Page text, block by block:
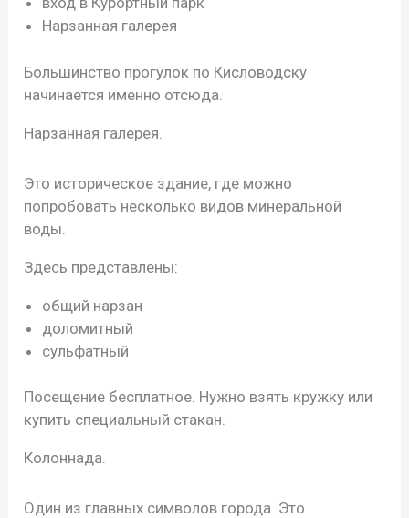
Нарзанная галерея
Большинство прогулок по Кисловодску
начинается именно отсюда.
Нарзанная галерея.
Это историческое здание, где можно
попробовать несколько видов минеральной
воды.
Здесь представлены:
общий нарзан
доломитный
сульфатный
Посещение бесплатное. Нужно взять кружку или
купить специальный стакан.
Колоннада.
Один из главных символов города. Это